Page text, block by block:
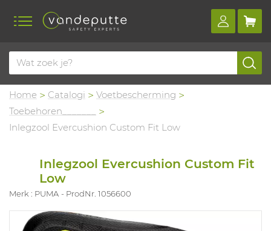
Home Catalogi
Voetbescherming
Toebehoren_______
Inlegzool Evercushion Custom Fit Low
Inlegzool Evercushion Custom Fit
Low
Merk : PUMA ProdNr. 1056600